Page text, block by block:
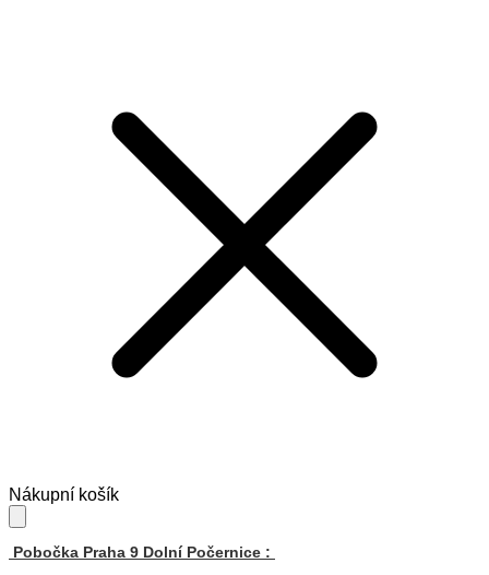
Skip
to
navigation
Skip
to
content
Nákupní košík
Pobočka Praha 9 Dolní Počernice :